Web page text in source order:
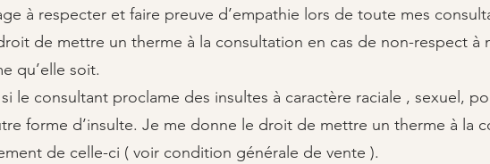
à respecter et faire preuve d’empathie lors de toute mes
de mettre un therme à la consultation en cas de non-respect à
qu’elle soit.
le consultant proclame des insultes à caractère raciale , sexuel,
forme d’insulte. Je me donne le droit de mettre un therme à la
de celle-ci ( voir condition générale de vente ).